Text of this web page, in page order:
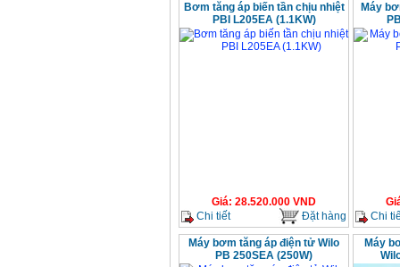
Bơm tăng áp biến tần chịu nhiệt
PBI L205EA (1.1KW)
Giá: 28.520.000 VND
Chi tiết
Đặt hàng
Máy
Chi
Máy bơm tăng áp điện tử Wilo
PB 250SEA (250W)
Máy